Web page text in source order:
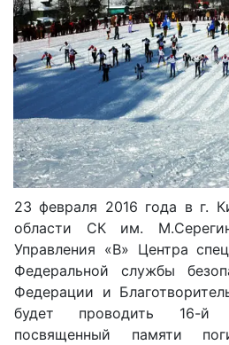
23 февраля 2016 года в г.
области СК им.
Управления «В» Центра
Федеральной службы
Федерации и
будет проводить 16-й
посвященный памяти